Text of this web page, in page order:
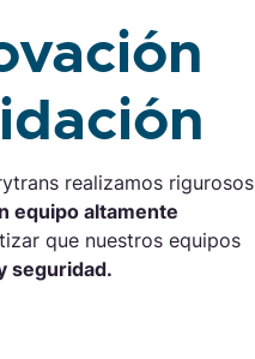
realizamos rigurosos
equipo altamente
que nuestros equipos
seguridad.